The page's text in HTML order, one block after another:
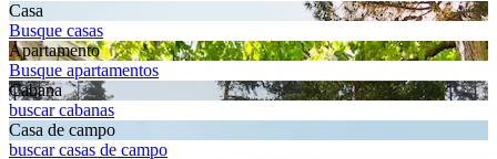
Casa
Busque casas
Apartamento
Busque apartamentos
Cabana
buscar cabanas
Casa de campo
buscar casas de campo